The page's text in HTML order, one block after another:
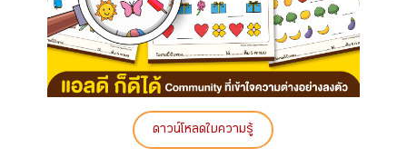
ดาวน์โหลดใบความรู้